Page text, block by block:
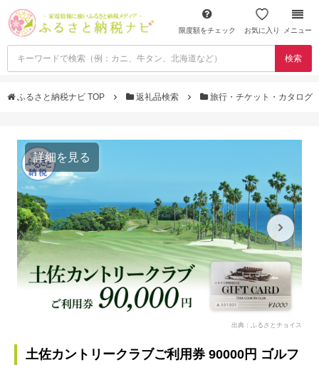
限度額をチェック お気に入り メニュー
検索
ふるさと納税ナビ TOP 返礼品検索 旅行・チケット・カタログ
詳細を見る
出典：ふるさとチョイス
土佐カントリークラブご利用券 90000円 ゴルフ